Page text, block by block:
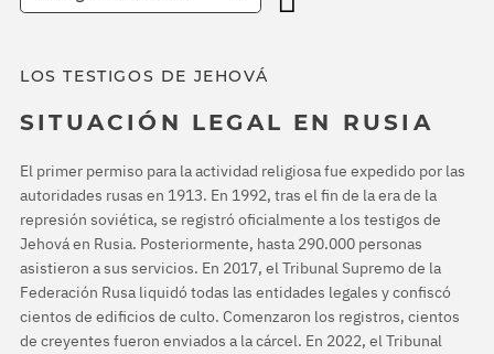
LOS TESTIGOS DE JEHOVÁ
SITUACIÓN LEGAL EN RUSIA
El primer permiso para la actividad religiosa fue expedido por las
autoridades rusas en 1913. En 1992, tras el fin de la era de la
represión soviética, se registró oficialmente a los testigos de
Jehová en Rusia. Posteriormente, hasta 290.000 personas
asistieron a sus servicios. En 2017, el Tribunal Supremo de la
Federación Rusa liquidó todas las entidades legales y confiscó
cientos de edificios de culto. Comenzaron los registros, cientos
de creyentes fueron enviados a la cárcel. En 2022, el Tribunal